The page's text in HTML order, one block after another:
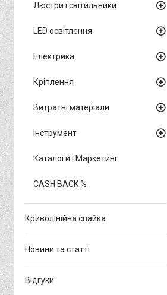
Люстри і світильники
LED освітлення
Електрика
Кріплення
Витратні матеріали
Інструмент
Каталоги і Маркетинг
CASH BACK %
Криволінійна спайка
Новини та статті
Відгуки